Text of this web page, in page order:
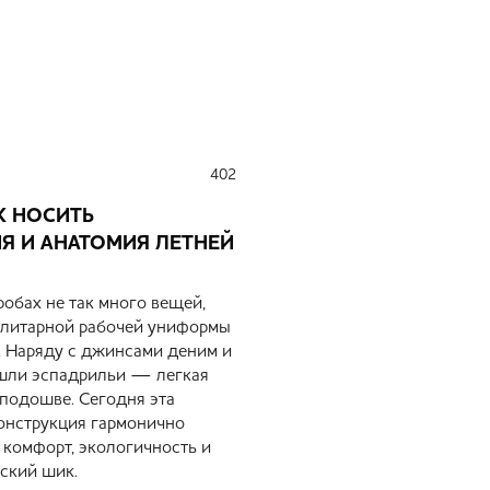
402
НОСИТЬ
И АНАТОМИЯ ЛЕТНЕЙ
не так много вещей,
рабочей униформы
Наряду с джинсами деним и
эспадрильи — легкая
Сегодня эта
гармонично
экологичность и
шик.